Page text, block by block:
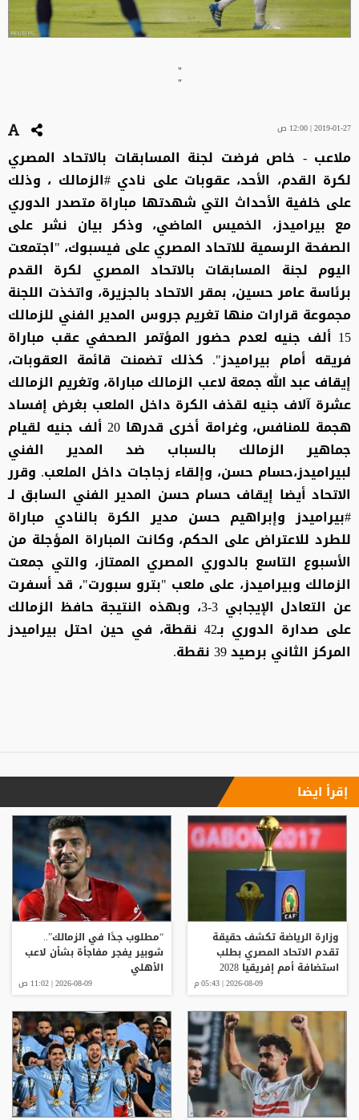
"
"
2019-01-27 | 12:00 ص
ملاعب - خاص فرضت لجنة المسابقات بالاتحاد المصري
لكرة القدم، الأحد، عقوبات على نادي #الزمالك ، وذلك
على خلفية الأحداث التي شهدتها مباراة متصدر الدوري
مع بيراميدز، الخميس الماضي، وذكر بيان نشر على
الصفحة الرسمية للاتحاد المصري على فيسبوك، "اجتمعت
اليوم لجنة المسابقات بالاتحاد المصري لكرة القدم
برئاسة عامر حسين، بمقر الاتحاد بالجزيرة، واتخذت اللجنة
مجموعة قرارات منها تغريم جروس المدير الفني للزمالك
15 ألف جنيه لعدم حضور المؤتمر الصحفي عقب مباراة
فريقه أمام بيراميدز". كذلك تضمنت قائمة العقوبات،
إيقاف عبد الله جمعة لاعب الزمالك مباراة، وتغريم الزمالك
عشرة آلاف جنيه لقذف الكرة داخل الملعب بغرض إفساد
هجمة للمنافس، وغرامة أخرى قدرها 20 ألف جنيه لقيام
جماهير الزمالك بالسباب ضد المدير الفني
لبيراميدز،حسام حسن، وإلقاء زجاجات داخل الملعب. وقرر
الاتحاد أيضا إيقاف حسام حسن المدير الفني السابق لـ
#بيراميدز وإبراهيم حسن مدير الكرة بالنادي مباراة
للطرد للاعتراض على الحكم، وكانت المباراة المؤجلة من
الأسبوع التاسع بالدوري المصري الممتاز، والتي جمعت
الزمالك وبيراميدز، على ملعب "بترو سبورت"، قد أسفرت
عن التعادل الإيجابي 3-3، وبهذه النتيجة حافظ الزمالك
على صدارة الدوري بـ42 نقطة، في حين احتل بيراميدز
المركز الثاني برصيد 39 نقطة.
إقرأ ايضا
وزارة الرياضة تكشف حقيقة
تقدم الاتحاد المصري بطلب
استضافة أمم إفريقيا 2028
2026-08-09 | 05:43 م
“مطلوب جدًا في الزمالك”..
شوبير يفجر مفاجأة بشأن لاعب
الأهلي
2026-08-09 | 11:02 ص